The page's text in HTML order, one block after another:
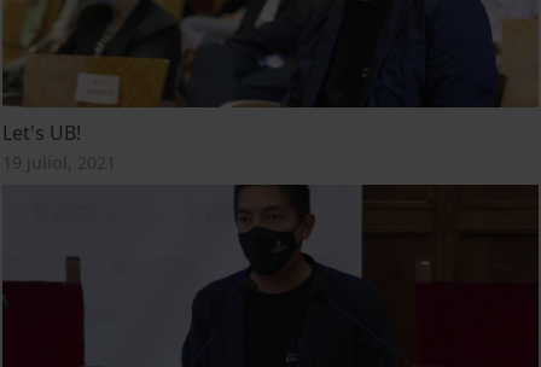
Let's UB!
19 juliol, 2021